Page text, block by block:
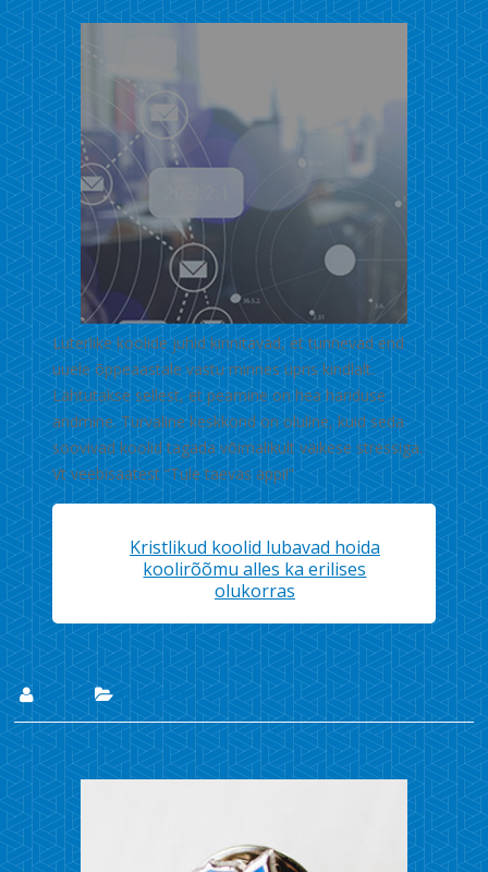
Luterlike koolide juhid kinnitavad, et tunnevad end
uuele õppeaastale vastu minnes üpris kindlalt.
Lähtutakse sellest, et peamine on hea hariduse
andmine. Turvaline keskkond on oluline, kuid seda
soovivad koolid tagada võimalikult väikese stressiga.
Vt veebisaatest “Tule taevas appi!”
Kristlikud koolid lubavad hoida
koolirõõmu alles ka erilises
olukorras
Lii Uudised
5. juuni 2020